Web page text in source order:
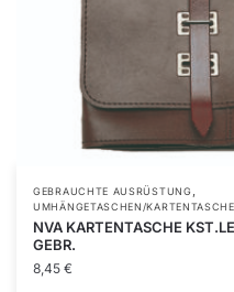
GEBRAUCHTE AUSRÜSTUNG,
UMHÄNGETASCHEN/KARTENTASCHE
NVA KARTENTASCHE
GEBR.
8,45 €